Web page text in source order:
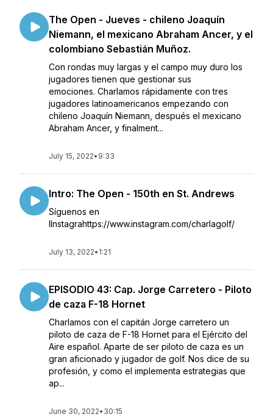
The Open - Jueves - chileno Joaquín
Niemann, el mexicano Abraham Ancer, y el
colombiano Sebastián Muñoz.
Con rondas muy largas y el campo muy duro los
jugadores tienen que gestionar sus
emociones. Charlamos rápidamente con tres
jugadores latinoamericanos empezando con
chileno Joaquín Niemann, después el mexicano
Abraham Ancer, y finalment...
July 15, 2022• 9:33
Intro: The Open - 150th en St. Andrews
Síguenos en
IInstagrahttps://www.instagram.com/charlagolf/
July 13, 2022• 1:21
EPISODIO 43: Cap. Jorge Carretero - Piloto
de caza F-18 Hornet
Charlamos con el capitán Jorge carretero un
piloto de caza de F-18 Hornet para el Ejército del
Aire español. Aparte de ser piloto de caza es un
gran aficionado y jugador de golf. Nos dice de su
profesión, y como el implementa estrategias que
ap...
June 30, 2022• 30:15